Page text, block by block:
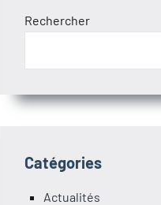
Rechercher
Catégories
Actualités